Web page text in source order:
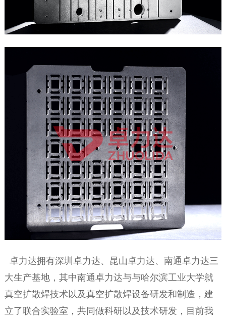
卓力达拥有深圳卓力达、昆山卓力达、南通卓力达三
大生产基地，其中南通卓力达与与哈尔滨工业大学就
真空扩散焊技术以及真空扩散焊设备研发和制造，建
立了联合实验室，共同做科研以及技术研发，目前我